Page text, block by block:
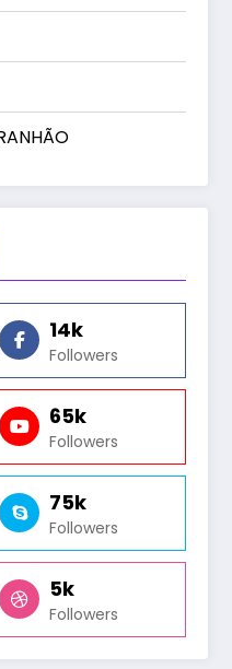
14k
Followers
65k
Followers
75k
Followers
5k
Followers